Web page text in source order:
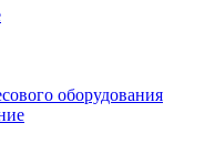
оборудования